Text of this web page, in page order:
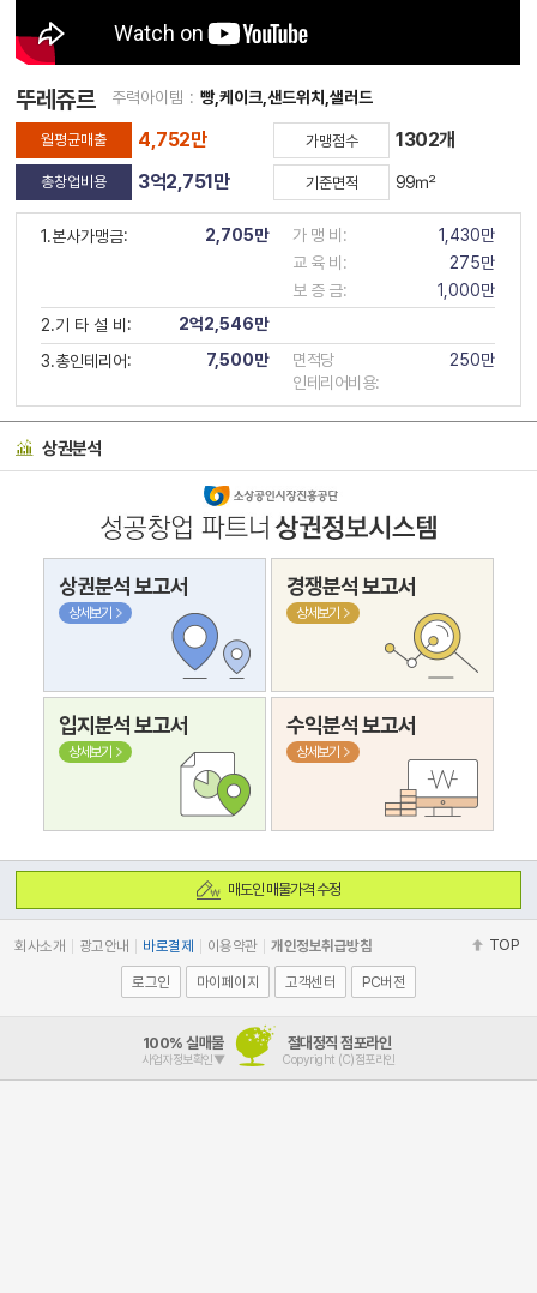
뚜레쥬르 주력아이템 : 빵,케이크,샌드위치,샐러드
월평균매출 4,752만 가맹점수 1302개
총창업비용 3억2,751만 기준면적 99㎡
1.본사가맹금: 2,705만 가 맹 비:
1,430만
교 육 비:
275만
보 증 금:
1,000만
2.기 타 설 비:
2억2,546만
3.총인테리어:
7,500만
면적당
인테리어비용:
250만
상권분석
상권분석 보고서
상세보기
경쟁분석 보고서
상세보기
입지분석 보고서
상세보기
수익분석 보고서
상세보기
매도인 매물가격 수정
회사소개 광고안내 바로결제 이용약관 개인정보취급방침 TOP
로그인 마이페이지 고객센터 PC버전
100% 실매물
사업자정보확인▼
절대정직 점포라인
Copyright (C)점포라인